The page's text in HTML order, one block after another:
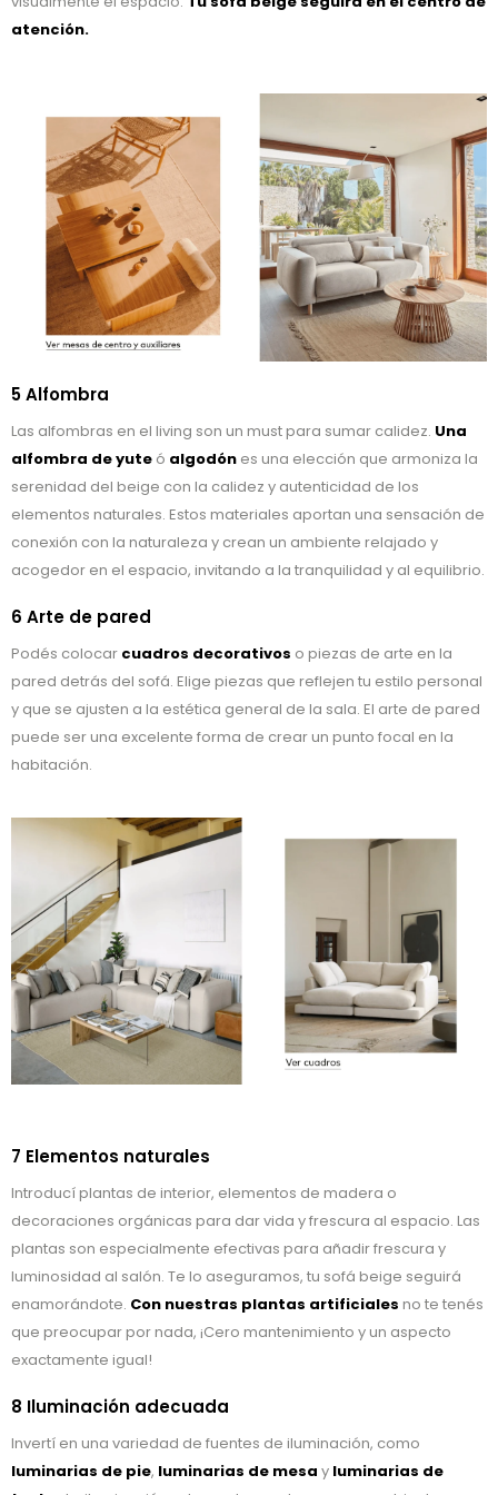
atención.
5 Alfombra
Las alfombras en el living son un must para sumar calidez. Una
alfombra de yute ó algodón es una elección que armoniza la
serenidad del beige con la calidez y autenticidad de los
elementos naturales. Estos materiales aportan una sensación de
conexión con la naturaleza y crean un ambiente relajado y
acogedor en el espacio, invitando a la tranquilidad y al equilibrio.
6 Arte de pared
Podés colocar cuadros decorativos o piezas de arte en la
pared detrás del sofá. Elige piezas que reflejen tu estilo personal
y que se ajusten a la estética general de la sala. El arte de pared
puede ser una excelente forma de crear un punto focal en la
habitación.
7 Elementos naturales
Introducí plantas de interior, elementos de madera o
decoraciones orgánicas para dar vida y frescura al espacio. Las
plantas son especialmente efectivas para añadir frescura y
luminosidad al salón. Te lo aseguramos, tu sofá beige seguirá
enamorándote. Con nuestras plantas artificiales no te tenés
que preocupar por nada, ¡Cero mantenimiento y un aspecto
exactamente igual!
8 Iluminación adecuada
Invertí en una variedad de fuentes de iluminación, como
luminarias de pie, luminarias de mesa y luminarias de